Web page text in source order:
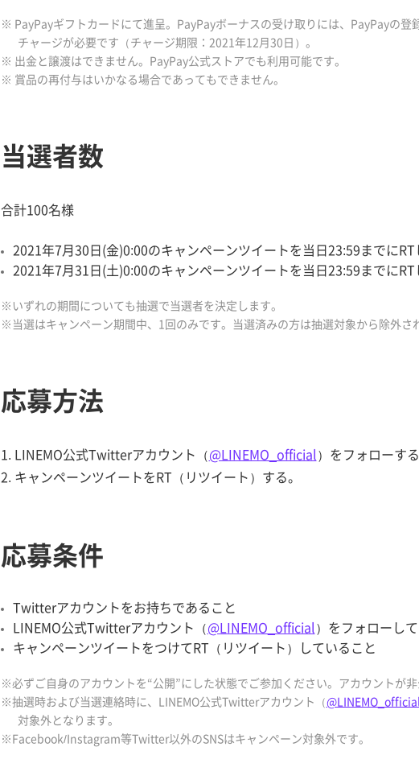
※ PayPayギフトカードにて進呈。PayPayボーナスの受け取りには、PayPayの登
チャージが必要です（チャージ期限：2021年12月30日）。
※ 出金と譲渡はできません。PayPay公式ストアでも利用可能です。
※ 賞品の再付与はいかなる場合であってもできません。
当選者数
合計100名様
2021年7月30日(金)0:00のキャンペーンツイートを当日23:59までに
2021年7月31日(土)0:00のキャンペーンツイートを当日23:59までに
※いずれの期間についても抽選で当選者を決定します。
※当選はキャンペーン期間中、1回のみです。当選済みの方は抽選対象から除外さ
応募方法
1. LINEMO公式Twitterアカウント（@LINEMO_official）をフォローする
2. キャンペーンツイートをRT（リツイート）する。
応募条件
Twitterアカウントをお持ちであること
LINEMO公式Twitterアカウント（@LINEMO_official）をフォローし
キャンペーンツイートをつけてRT（リツイート）していること
※必ずご自身のアカウントを“公開”にした状態でご参加ください。アカウントが非
※抽選時および当選連絡時に、LINEMO公式Twitterアカウント（@LINEMO_official
対象外となります。
※Facebook/Instagram等Twitter以外のSNSはキャンペーン対象外です。